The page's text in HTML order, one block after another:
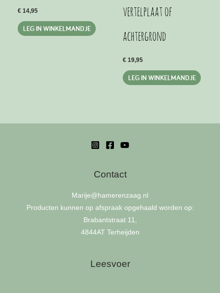
€ 14,95
LEG IN WINKELMANDJE
vertelplaat of
achtergrond
€ 19,95
LEG IN WINKELMANDJE
Contact
Marije@hamerenzaag.nl
Producten kunnen op afspraak opgehaald worden op:
Brabantstraat 11,
4844AT Terheijden
Leesvoer